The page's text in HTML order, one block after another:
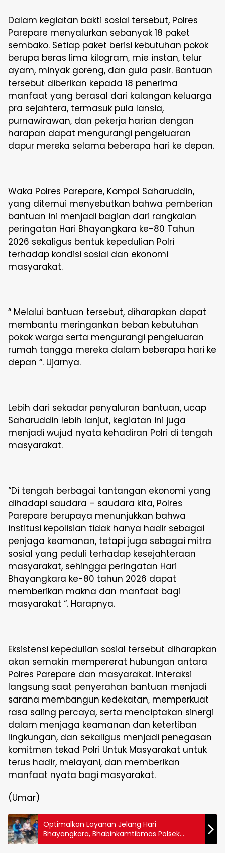
Dalam kegiatan bakti sosial tersebut, Polres
Parepare menyalurkan sebanyak 18 paket
sembako. Setiap paket berisi kebutuhan pokok
berupa beras lima kilogram, mie instan, telur
ayam, minyak goreng, dan gula pasir. Bantuan
tersebut diberikan kepada 18 penerima
manfaat yang berasal dari kalangan keluarga
pra sejahtera, termasuk pula lansia,
purnawirawan, dan pekerja harian dengan
harapan dapat mengurangi pengeluaran
dapur mereka selama beberapa hari ke depan.
Waka Polres Parepare, Kompol Saharuddin,
yang ditemui menyebutkan bahwa pemberian
bantuan ini menjadi bagian dari rangkaian
peringatan Hari Bhayangkara ke-80 Tahun
2026 sekaligus bentuk kepedulian Polri
terhadap kondisi sosial dan ekonomi
masyarakat.
“ Melalui bantuan tersebut, diharapkan dapat
membantu meringankan beban kebutuhan
pokok warga serta mengurangi pengeluaran
rumah tangga mereka dalam beberapa hari ke
depan “. Ujarnya.
Lebih dari sekadar penyaluran bantuan, ucap
Saharuddin lebih lanjut, kegiatan ini juga
menjadi wujud nyata kehadiran Polri di tengah
masyarakat.
“Di tengah berbagai tantangan ekonomi yang
dihadapi saudara – saudara kita, Polres
Parepare berupaya menunjukkan bahwa
institusi kepolisian tidak hanya hadir sebagai
penjaga keamanan, tetapi juga sebagai mitra
sosial yang peduli terhadap kesejahteraan
masyarakat, sehingga peringatan Hari
Bhayangkara ke-80 tahun 2026 dapat
memberikan makna dan manfaat bagi
masyarakat “. Harapnya.
Eksistensi kepedulian sosial tersebut diharapkan
akan semakin mempererat hubungan antara
Polres Parepare dan masyarakat. Interaksi
langsung saat penyerahan bantuan menjadi
sarana membangun kedekatan, memperkuat
rasa saling percaya, serta menciptakan sinergi
dalam menjaga keamanan dan ketertiban
lingkungan, dan sekaligus menjadi penegasan
komitmen tekad Polri Untuk Masyarakat untuk
terus hadir, melayani, dan memberikan
manfaat nyata bagi masyarakat.
(Umar)
Optimalkan Layanan Jelang Hari
Bhayangkara, Bhabinkamtibmas Polsek
Soreang Kembali Sosialisasikan Call Center